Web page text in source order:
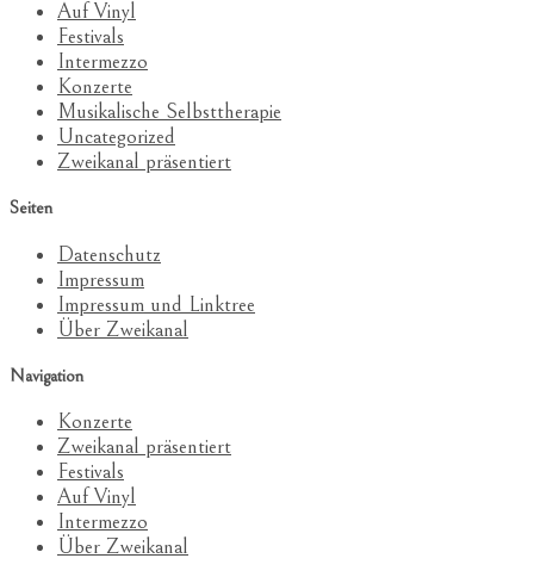
Auf Vinyl
Festivals
Intermezzo
Konzerte
Musikalische Selbsttherapie
Uncategorized
Zweikanal präsentiert
Seiten
Datenschutz
Impressum
Impressum und Linktree
Über Zweikanal
Navigation
Konzerte
Zweikanal präsentiert
Festivals
Auf Vinyl
Intermezzo
Über Zweikanal